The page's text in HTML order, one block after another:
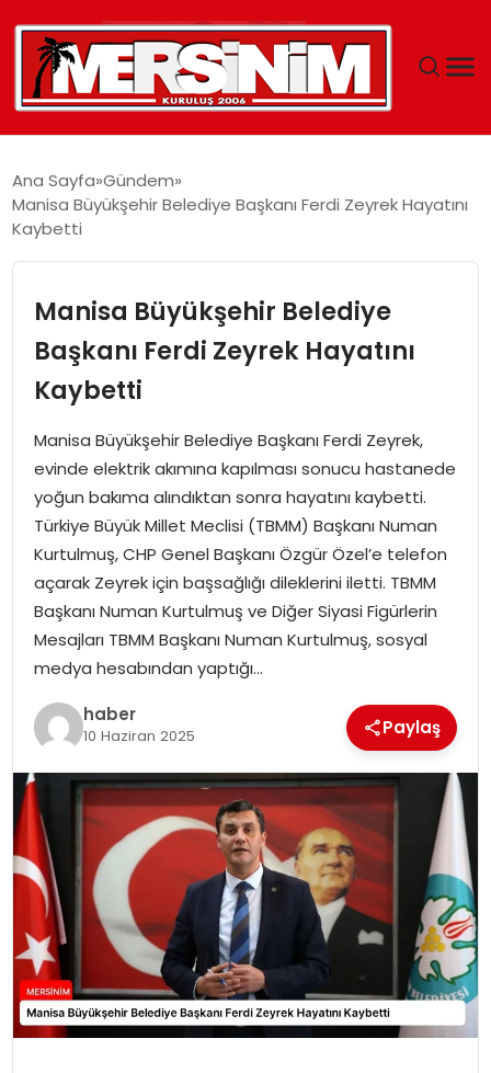
YAŞAM
EĞITIM
SPOR
EKONOMI
MAGAZIN
DÜNYA
OTOMOBIL
Ana Sayfa Gündem
Manisa Büyükşehir Belediye Başkanı Ferdi Zeyrek Hayatını
Kaybetti
Manisa Büyükşehir Belediye
Başkanı Ferdi Zeyrek Hayatını
Kaybetti
Manisa Büyükşehir Belediye Başkanı Ferdi Zeyrek,
evinde elektrik akımına kapılması sonucu hastanede
yoğun bakıma alındıktan sonra hayatını kaybetti.
Türkiye Büyük Millet Meclisi (TBMM) Başkanı Numan
Kurtulmuş, CHP Genel Başkanı Özgür Özel’e telefon
açarak Zeyrek için başsağlığı dileklerini iletti. TBMM
Başkanı Numan Kurtulmuş ve Diğer Siyasi Figürlerin
Mesajları TBMM Başkanı Numan Kurtulmuş, sosyal
medya hesabından yaptığı…
haber
10 Haziran 2025 Paylaş